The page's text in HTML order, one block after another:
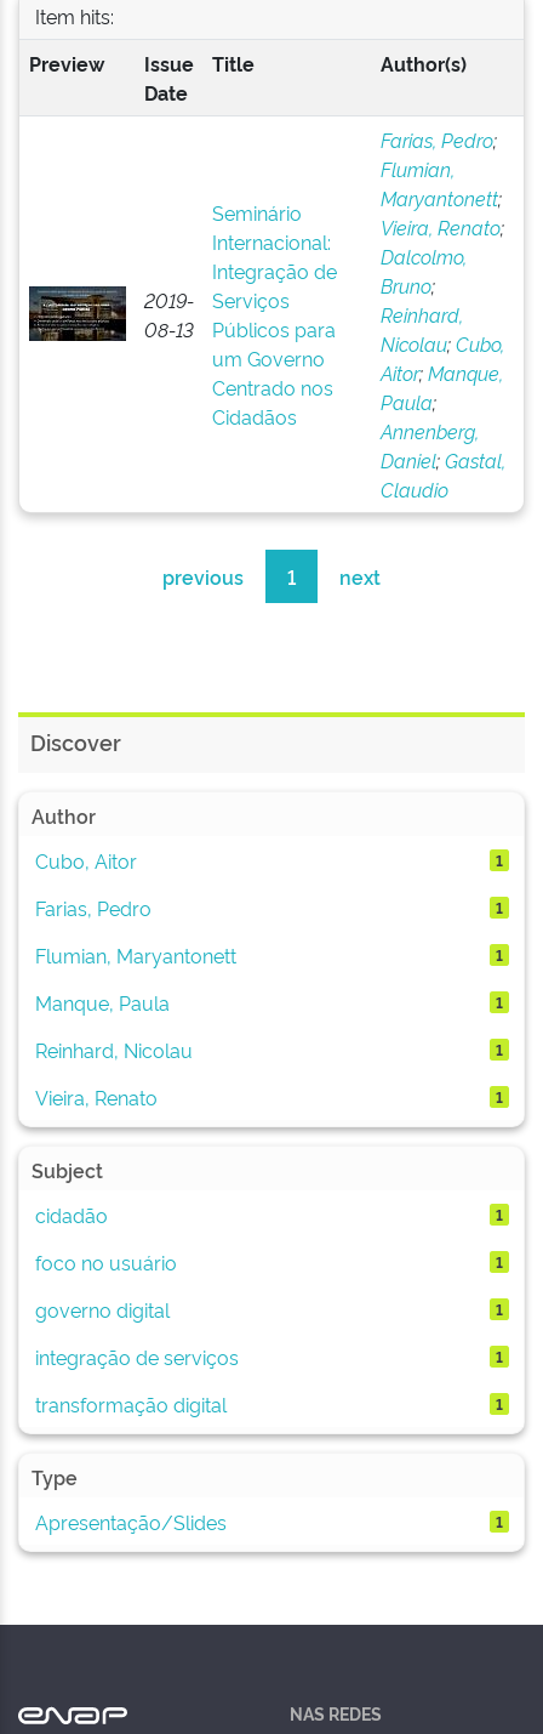
Item hits:
Preview
Issue
Date
Title Author(s)
2019-
08-13
Seminário
Internacional:
Integração de
Serviços
Públicos para
um Governo
Centrado nos
Cidadãos
Farias, Pedro;
Flumian,
Maryantonett;
Vieira, Renato;
Dalcolmo,
Bruno;
Reinhard,
Nicolau;Cubo,
Aitor;Manque,
Paula;
Annenberg,
Daniel;Gastal,
Claudio
previous 1 next
Discover
Author
Cubo, Aitor
1
Farias, Pedro 1
Flumian, Maryantonett 1
Manque, Paula 1
Reinhard, Nicolau 1
Vieira, Renato 1
Subject
cidadão
1
foco no usuário 1
governo digital 1
integração de serviços 1
transformação digital 1
Type
Apresentação/Slides
1
NAS REDES